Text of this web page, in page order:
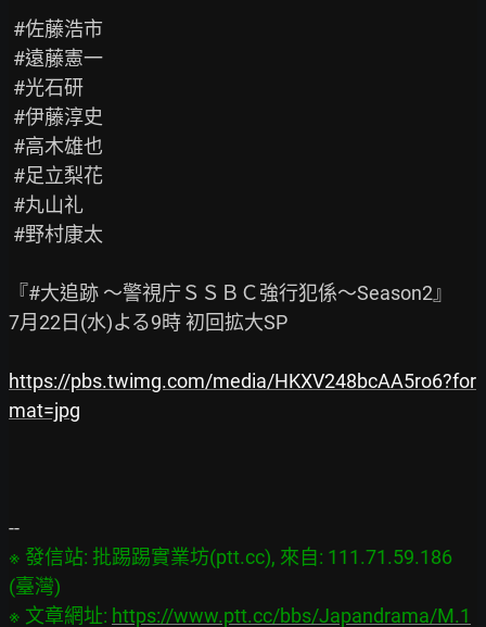
『#大追跡 ～警視庁ＳＳＢＣ強行犯係～Season2』
7月22日(水)よる9時 初回拡大SP
https://pbs.twimg.com/media/HKXV248bcAA5ro6?for
mat=jpg
※ 發信站: 批踢踢實業坊(ptt.cc), 來自: 111.71.59.186
(臺灣)
※ 文章網址: https://www.ptt.cc/bbs/Japandrama/M.1